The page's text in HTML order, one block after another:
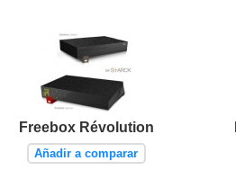
Freebox Révolution
Añadir a comparar